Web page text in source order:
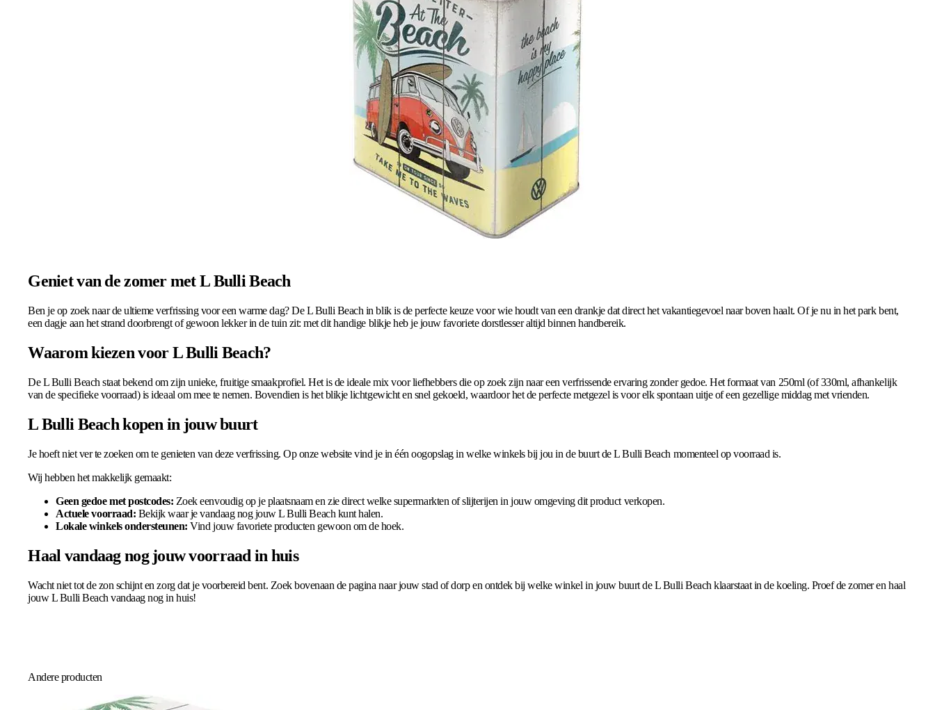
Geniet van de zomer met L Bulli Beach
Ben je op zoek naar de ultieme verfrissing voor een warme dag? De L Bulli Beach in blik is de perfecte keuze voor wie houdt van een drankje dat direct het vakantiegevoel naar boven haalt. Of je nu in het park bent,
een dagje aan het strand doorbrengt of gewoon lekker in de tuin zit: met dit handige blikje heb je jouw favoriete dorstlesser altijd binnen handbereik.
Waarom kiezen voor L Bulli Beach?
De L Bulli Beach staat bekend om zijn unieke, fruitige smaakprofiel. Het is de ideale mix voor liefhebbers die op zoek zijn naar een verfrissende ervaring zonder gedoe. Het formaat van 250ml (of 330ml, afhankelijk
van de specifieke voorraad) is ideaal om mee te nemen. Bovendien is het blikje lichtgewicht en snel gekoeld, waardoor het de perfecte metgezel is voor elk spontaan uitje of een gezellige middag met vrienden.
L Bulli Beach kopen in jouw buurt
Je hoeft niet ver te zoeken om te genieten van deze verfrissing. Op onze website vind je in één oogopslag in welke winkels bij jou in de buurt de L Bulli Beach momenteel op voorraad is.
Wij hebben het makkelijk gemaakt:
Geen gedoe met postcodes: Zoek eenvoudig op je plaatsnaam en zie direct welke supermarkten of slijterijen in jouw omgeving dit product verkopen.
Actuele voorraad: Bekijk waar je vandaag nog jouw L Bulli Beach kunt halen.
Lokale winkels ondersteunen: Vind jouw favoriete producten gewoon om de hoek.
Haal vandaag nog jouw voorraad in huis
Wacht niet tot de zon schijnt en zorg dat je voorbereid bent. Zoek bovenaan de pagina naar jouw stad of dorp en ontdek bij welke winkel in jouw buurt de L Bulli Beach klaarstaat in de koeling. Proef de zomer en haal
jouw L Bulli Beach vandaag nog in huis!
Andere producten